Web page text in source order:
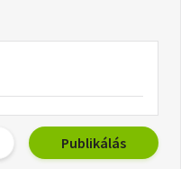
Publikálás